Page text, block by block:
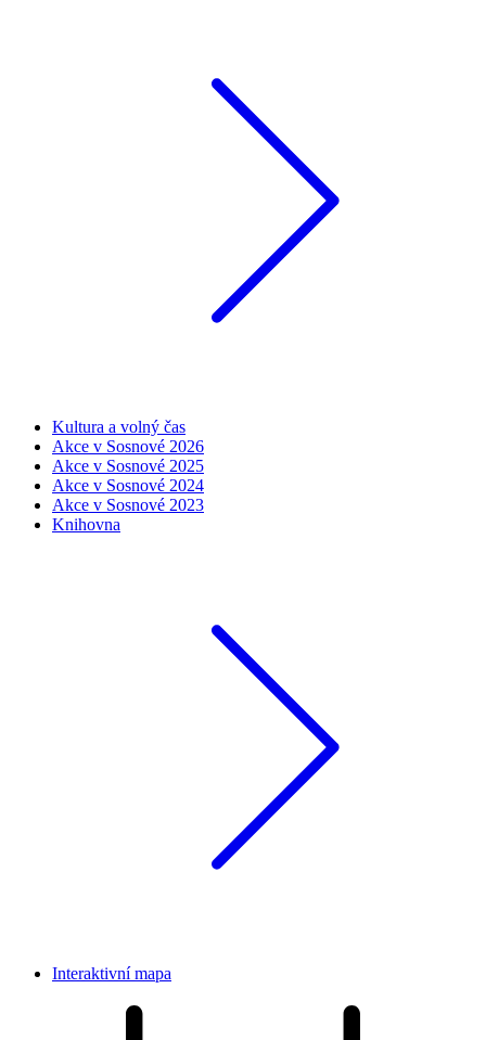
Kultura a volný čas
Akce v Sosnové 2026
Akce v Sosnové 2025
Akce v Sosnové 2024
Akce v Sosnové 2023
Knihovna
Interaktivní mapa